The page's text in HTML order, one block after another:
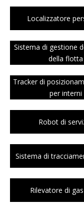
Localizzatore
Sistema di gestione
della flotta
Tracker di
per interni
Robot di
Sistema di
Rilevatore di